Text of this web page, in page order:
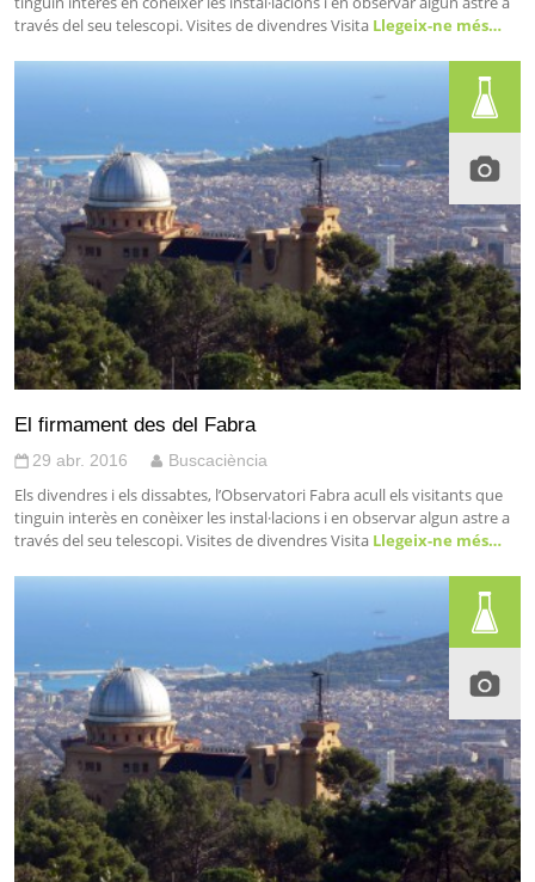
través del seu telescopi. Visites de divendres Visita Llegeix-ne més…
El firmament des del Fabra
29 abr. 2016 Buscaciència
Els divendres i els dissabtes, l’Observatori Fabra acull els visitants que
tinguin interès en conèixer les instal·lacions i en observar algun astre a
través del seu telescopi. Visites de divendres Visita Llegeix-ne més…